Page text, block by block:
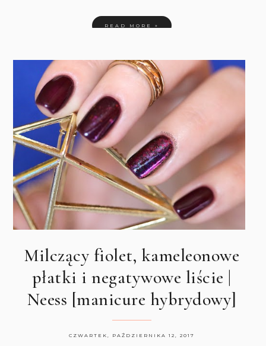
READ MORE »
Milczący fiolet, kameleonowe
płatki i negatywowe liście |
Neess [manicure hybrydowy]
CZWARTEK, PAŹDZIERNIKA 12, 2017